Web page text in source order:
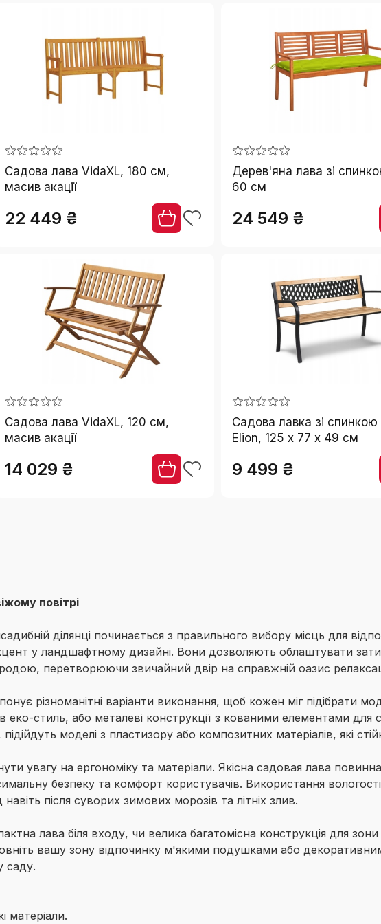
Садова лава VidaXL, 180 см,
масив акації
22 449 ₴
Дерев'яна лава зі
60 см
24 549 ₴
Садова лава VidaXL, 120 см,
масив акації
14 029 ₴
Садова лавка зі спинкою
Elion, 125 x 77 x 49 см
9 499 ₴
повітрі
ділянці починається з правильного вибору місць для
у ландшафтному дизайні. Вони дозволяють облаштувати
перетворюючи звичайний двір на справжній оазис
різноманітні варіанти виконання, щоб кожен міг підібрати
еко-стиль, або металеві конструкції з кованими елементами
підійдуть моделі з пластизору або композитних матеріалів, які
увагу на ергономіку та матеріали. Якісна садовая лава
безпеку та комфорт користувачів. Використання
після суворих зимових морозів та літніх злив.
лава біля входу, чи велика багатомісна конструкція для
вашу зону відпочинку м'якими подушками або
саду.
матеріали.